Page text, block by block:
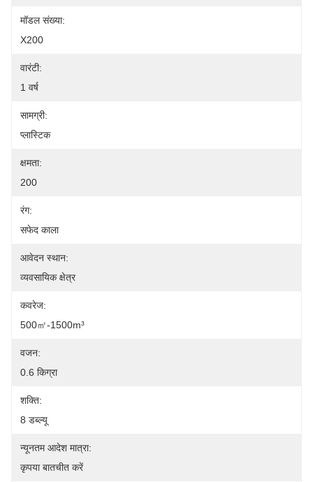
मॉडल संख्या:
X200
वारंटी:
1 वर्ष
सामग्री:
प्लास्टिक
क्षमता:
200
रंग:
सफेद काला
आवेदन स्थान:
व्यवसायिक क्षेत्र
कवरेज:
500㎡-1500m³
वजन:
0.6 किग्रा
शक्ति:
8 डब्ल्यू
न्यूनतम आदेश मात्रा:
कृपया बातचीत करें